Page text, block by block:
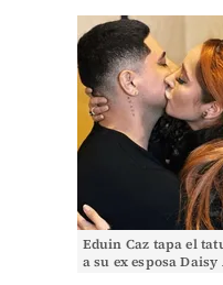
Eduin Caz tapa el
a su ex esposa